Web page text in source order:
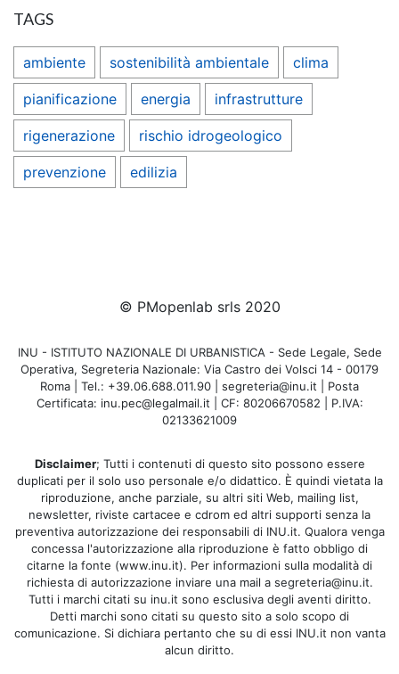
TAGS
ambiente sostenibilità ambientale clima
pianificazione energia infrastrutture
rigenerazione rischio idrogeologico
prevenzione edilizia
© PMopenlab srls 2020
INU - ISTITUTO NAZIONALE DI URBANISTICA - Sede Legale, Sede
Operativa, Segreteria Nazionale: Via Castro dei Volsci 14 - 00179
Roma | Tel.: +39.06.688.011.90 | segreteria@inu.it | Posta
Certificata: inu.pec@legalmail.it | CF: 80206670582 | P.IVA:
02133621009
Disclaimer; Tutti i contenuti di questo sito possono essere
duplicati per il solo uso personale e/o didattico. È quindi vietata la
riproduzione, anche parziale, su altri siti Web, mailing list,
newsletter, riviste cartacee e cdrom ed altri supporti senza la
preventiva autorizzazione dei responsabili di INU.it. Qualora venga
concessa l'autorizzazione alla riproduzione è fatto obbligo di
citarne la fonte (www.inu.it). Per informazioni sulla modalità di
richiesta di autorizzazione inviare una mail a segreteria@inu.it.
Tutti i marchi citati su inu.it sono esclusiva degli aventi diritto.
Detti marchi sono citati su questo sito a solo scopo di
comunicazione. Si dichiara pertanto che su di essi INU.it non vanta
alcun diritto.